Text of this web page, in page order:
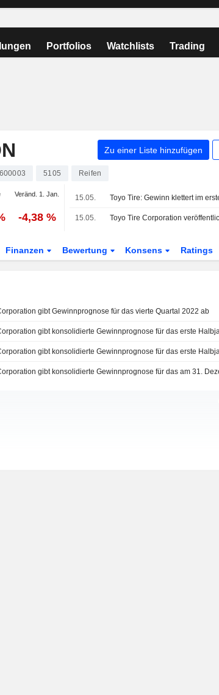
Portfolios Watchlists Trading
Zu einer Liste hinzufügen
5105 Reifen
Veränd. 1. Jan.
-4,38 %
15.05.
15.05.
Finanzen Bewertung Konsens Ratings
gibt Gewinnprognose für das vierte Quartal 2022 ab